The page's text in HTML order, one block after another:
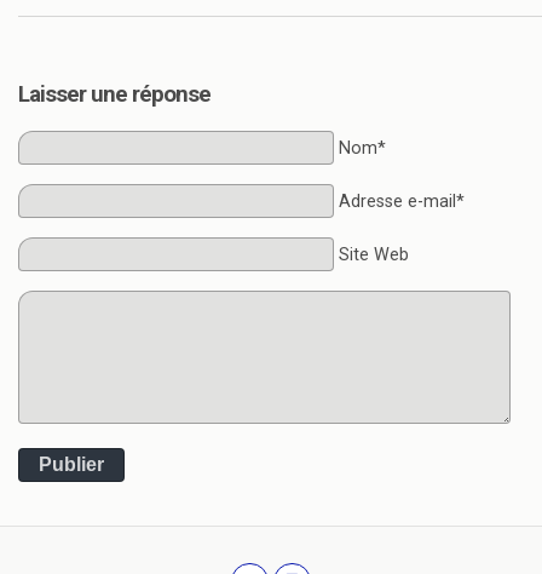
Laisser une réponse
Nom*
Adresse e-mail*
Site Web
Publier